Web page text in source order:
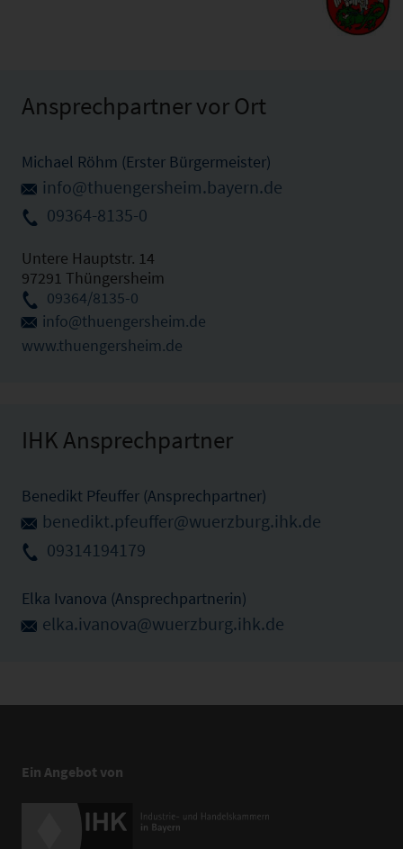
Ansprechpartner vor Ort
Michael Röhm (Erster Bürgermeister)
info@thuengersheim.bayern.de
09364-8135-0
Untere Hauptstr. 14
97291 Thüngersheim
09364/8135-0
info@thuengersheim.de
www.thuengersheim.de
IHK Ansprechpartner
Benedikt Pfeuffer (Ansprechpartner)
benedikt.pfeuffer@wuerzburg.ihk.de
09314194179
Elka Ivanova (Ansprechpartnerin)
elka.ivanova@wuerzburg.ihk.de
Ein Angebot von